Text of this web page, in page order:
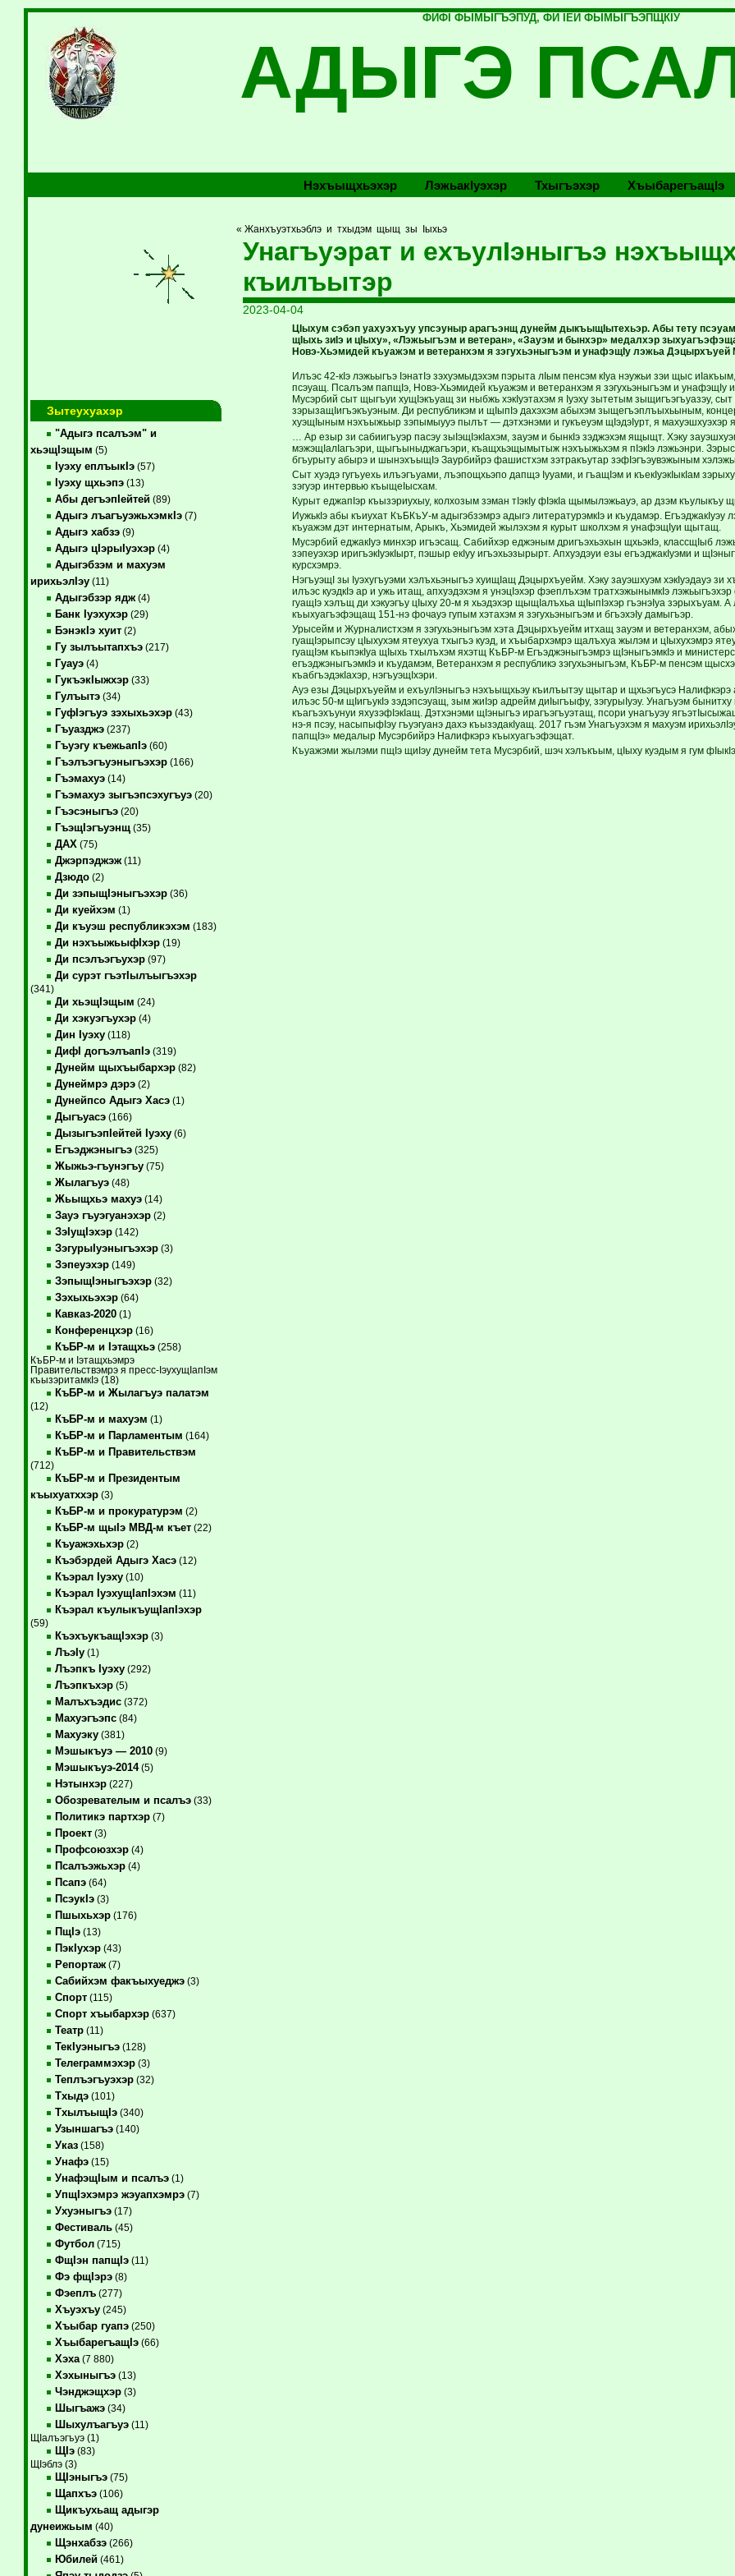
ФИФI ФЫМЫГЪЭПУД, ФИ IЕЙ ФЫМЫГЪЭПЩКIУ
АДЫГЭ
Нэхъыщхьэхэр Лэжьакlуэхэр Тхыгъэхэр Хъыбарегъащlэ
Зытеухуахэр
"Адыгэ псалъэм" и
хьэщIэщым (5)
Iуэху еплъыкIэ(57)
Iуэху щхьэпэ(13)
Абы дегъэпIейтей(89)
Адыгэ лъагъуэжьхэмкIэ(7)
Адыгэ хабзэ(9)
Адыгэ цIэрыIуэхэр(4)
Адыгэбзэм и махуэм
ирихьэлIэу(11)
Адыгэбзэр ядж(4)
Банк Iуэхухэр(29)
БэнэкIэ хуит(2)
Гу зылъытапхъэ(217)
Гуауэ(4)
ГукъэкIыжхэр(33)
Гулъытэ(34)
ГуфIэгъуэ зэхыхьэхэр(43)
Гъуазджэ(237)
Гъуэгу къежьапIэ(60)
Гъэлъэгъуэныгъэхэр(166)
Гъэмахуэ(14)
Гъэмахуэ зыгъэпсэхугъуэ(20)
Гъэсэныгъэ(20)
ГъэщIэгъуэнщ(35)
ДАХ (75)
Джэрпэджэж(11)
Дзюдо(2)
Ди зэпыщIэныгъэхэр(36)
Ди куейхэм (1)
Ди къуэш республикэхэм (183)
Ди нэхъыжьыфIхэр(19)
Ди псэлъэгъухэр(97)
Ди сурэт гъэтIылъыгъэхэр
(341)
Ди хьэщIэщым (24)
Ди хэкуэгъухэр(4)
Дин Iуэху(118)
ДифI догъэлъапIэ(319)
Дунейм щыхъыбархэр(82)
Дунеймрэ дэрэ(2)
Дунейпсо Адыгэ Хасэ(1)
Дыгъуасэ(166)
ДызыгъэпIейтей Iуэху(6)
Егъэджэныгъэ(325)
Жыжьэ-гъунэгъу(75)
Жылагъуэ(48)
Жьыщхьэ махуэ(14)
Зауэ гъуэгуанэхэр(2)
ЗэIущIэхэр(142)
ЗэгурыIуэныгъэхэр(3)
Зэпеуэхэр(149)
ЗэпыщIэныгъэхэр(32)
Зэхыхьэхэр(64)
Кавказ-2020(1)
Конференцхэр(16)
КъБР-м и Iэтащхьэ(258)
КъБР-м и Iэтащхьэмрэ
Правительствэмрэ я пресс-IэухущIапIэм
къызэритамкIэ (18)
КъБР-м и Жылагъуэ палатэм
(12)
КъБР-м и махуэм (1)
КъБР-м и Парламентым (164)
КъБР-м и Правительствэм
(712)
КъБР-м и Президентым
къыхуатххэр(3)
КъБР-м и прокуратурэм (2)
КъБР-м щыIэ МВД-м къет(22)
Къуажэхьхэр(2)
Къэбэрдей Адыгэ Хасэ(12)
Къэрал Iуэху(10)
Къэрал IуэхущIапIэхэм (11)
Къэрал къулыкъущIапIэхэр
(59)
КъэхъукъащIэхэр(3)
ЛъэIу(1)
Лъэпкъ Iуэху(292)
Лъэпкъхэр(5)
Малъхъэдис(372)
Махуэгъэпс(84)
Махуэку(381)
Мэшыкъуэ — 2010(9)
Мэшыкъуэ-2014(5)
Нэтынхэр(227)
Обозревателым и псалъэ(33)
Политикэ партхэр(7)
Проект(3)
Профсоюзхэр(4)
Псалъэжьхэр(4)
Псапэ(64)
ПсэукIэ(3)
Пшыхьхэр(176)
ПщIэ(13)
ПэкIухэр(43)
Репортаж(7)
Сабийхэм факъыхуеджэ(3)
Спорт(115)
Спорт хъыбархэр(637)
Театр(11)
ТекIуэныгъэ(128)
Телеграммэхэр(3)
Теплъэгъуэхэр(32)
Тхыдэ(101)
ТхылъыщIэ(340)
Узыншагъэ(140)
Указ(158)
Унафэ(15)
УнафэщIым и псалъэ(1)
УпщIэхэмрэ жэуапхэмрэ(7)
Ухуэныгъэ(17)
Фестиваль(45)
Футбол(715)
ФщIэн папщIэ(11)
Фэ фщIэрэ(8)
Фэеплъ(277)
Хъуэхъу(245)
Хъыбар гуапэ(250)
ХъыбарегъащIэ(66)
Хэха(7 880)
Хэхыныгъэ(13)
Чэнджэщхэр(3)
Шыгъажэ(34)
Шыхулъагъуэ(11)
ЩIалъэгъуэ (1)
ЩIэ(83)
ЩIэблэ (3)
ЩIэныгъэ(75)
Щапхъэ(106)
Щикъухьащ адыгэр
дунеижьым (40)
Щэнхабзэ(266)
Юбилей(461)
« Жанхъуэтхьэблэ и тхыдэм щыщ зы Iыхьэ
Унагъуэрат и ехъулIэныгъэ
къилъытэр
2023-04-04
ЦIыхум сэбэп уахуэхъуу упсэуныр арагъэнщ дунейм дыкъыщIытехьэр. Абы тету
щIыхь зиIэ и цIыху», «Лэжьыгъэм и ветеран», «Зауэм и бынхэр» медалхэр
Новэ-Хьэмидей къуажэм и ветеранхэм я зэгухьэныгъэм и унафэщIу лэжьа Дэцырхъуей
Илъэс 42-кIэ лэжьыгъэ IэнатIэ зэхуэмыдэхэм пэрыта лIым пенсэм кIуа нэужьи зэи щыс
псэуащ. Псалъэм папщIэ, Новэ-Хьэмидей къуажэм и ветеранхэм я зэгухьэныгъэм и
Мусэрбий сыт щыгъуи хущIэкъуащ зи ныбжь хэкIуэтахэм я Iуэху зытетым зыщигъэгъуазэу, сыт
зэрызащIигъэкъуэным. Ди республикэм и щIыпIэ дахэхэм абыхэм зыщегъэплъыхьыным,
хуэщIыным нэхъыжьыр зэпымыууэ пылът — дэтхэнэми и гукъеуэм щIэдэIурт, я махуэшхуэхэр
… Ар езыр зи сабиигъуэр пасэу зыIэщIэкIахэм, зауэм и бынкIэ зэджэхэм ящыщт. Хэку
мэжэщIалIагъэри, щыгъыныджагъэри, къащхьэщымытыж нэхъыжьхэм я пIэкIэ лэжьэнри.
бгъурыту абырэ и шынэхъыщIэ Заурбийрэ фашистхэм зэтракъутар зэфIэгъэувэжыным
Сыт хуэдэ гугъуехь илъэгъуами, лъэпощхьэпо дапщэ Iууами, и гъащIэм и къекIуэкIыкIам
зэгуэр интервью къыщеIысхам.
Курыт еджапIэр къызэриухыу, колхозым зэман тIэкIу фIэкIа щымылэжьауэ, ар дзэм къулыкъу
ИужькIэ абы къиухат КъБКъУ-м адыгэбзэмрэ адыгэ литературэмкIэ и къудамэр. ЕгъэджакIуэу
къуажэм дэт интернатым, Арыкъ, Хьэмидей жылэхэм я курыт школхэм я унафэщIуи щытащ.
Мусэрбий еджакIуэ минхэр игъэсащ. Сабийхэр еджэным дригъэхьэхын щхьэкIэ, классщIыб
зэпеуэхэр иригъэкIуэкIырт, пэшыр екIуу игъэхьэзырырт. Апхуэдэуи езы егъэджакIуэми и
курсхэмрэ.
НэгъуэщI зы Iуэхугъуэми хэлъхьэныгъэ хуищIащ Дэцырхъуейм. Хэку зауэшхуэм хэкIуэдауэ
илъэс куэдкIэ ар и ужь итащ, апхуэдэхэм я унэцIэхэр фэеплъхэм тратхэжынымкIэ
гуащIэ хэлъщ ди хэкуэгъу цIыху 20-м я хьэдэхэр щыщIалъхьа щIыпIэхэр гъэнэIуа зэрыхъуам.
къыхуагъэфэщащ 151-нэ фочауэ гупым хэтахэм я зэгухьэныгъэм и бгъэхэIу дамыгъэр.
Урысейм и Журналистхэм я зэгухьэныгъэм хэта Дэцырхъуейм итхащ зауэм и ветеранхэм,
гуащIэрыпсэу цIыхухэм ятеухуа тхыгъэ куэд, и хъыбархэмрэ щалъхуа жылэм и цIыхухэмрэ
гуащIэм къыпэкIуа щIыхь тхылъхэм яхэтщ КъБР-м Егъэджэныгъэмрэ щIэныгъэмкIэ и
егъэджэныгъэмкIэ и къудамэм, Ветеранхэм я республикэ зэгухьэныгъэм, КъБР-м пенсэм
къабгъэдэкIахэр, нэгъуэщIхэри.
Ауэ езы Дэцырхъуейм и ехъулIэныгъэ нэхъыщхьэу къилъытэу щытар и щхьэгъусэ Налифкэрэ
илъэс 50-м щIигъукIэ зэдэпсэуащ, зым жиIэр адрейм диIыгъыфу, зэгурыIуэу. Унагъуэм бынитху
къагъэхъунуи яхузэфIэкIащ. Дэтхэнэми щIэныгъэ ирагъэгъуэтащ, псори унагъуэу
нэ-я псэу, насыпыфIэу гъуэгуанэ дахэ къызэдакIуащ. 2017 гъэм Унагъуэхэм я махуэм
папщIэ» медалыр Мусэрбийрэ Налифкэрэ къыхуагъэфэщат.
Къуажэми жылэми пщIэ щиIэу дунейм тета Мусэрбий, шэч хэлъкъым, цIыху куэдым я гум